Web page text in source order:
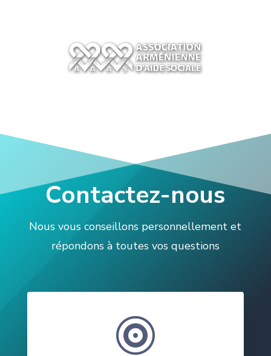
Contactez-nous
Nous vous conseillons personnellement et
répondons à toutes vos questions
